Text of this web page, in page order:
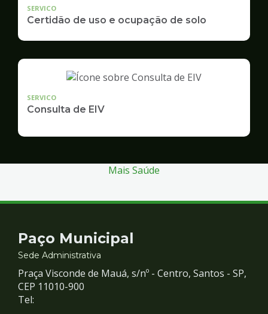
SERVICO
Certidão de uso e ocupação de solo
SERVICO
Consulta de EIV
Mais Saúde
Contato
e
Redes
Paço Municipal
Sede Administrativa
Praça Visconde de Mauá, s/nº - Centro, Santos - SP,
CEP 11010-900
Tel: